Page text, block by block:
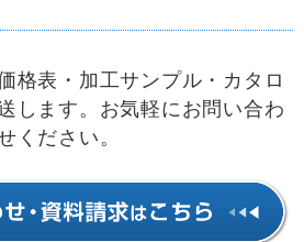
格表・加工サンプル・カタロ
します。お気軽にお問い合わ
ください。